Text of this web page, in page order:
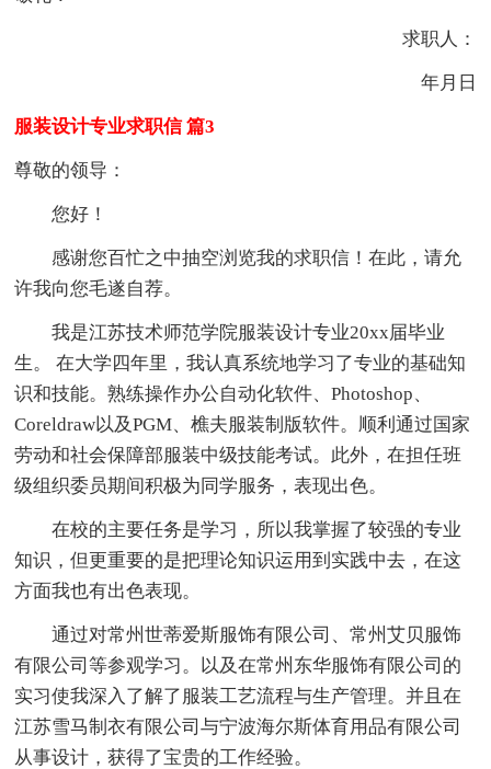
求职人：
年月日
服装设计专业求职信 篇3
尊敬的领导：
您好！
感谢您百忙之中抽空浏览我的求职信！在此，请允
许我向您毛遂自荐。
我是江苏技术师范学院服装设计专业20xx届毕业
生。 在大学四年里，我认真系统地学习了专业的基础知
识和技能。熟练操作办公自动化软件、Photoshop、
Coreldraw以及PGM、樵夫服装制版软件。顺利通过国家
劳动和社会保障部服装中级技能考试。此外，在担任班
级组织委员期间积极为同学服务，表现出色。
在校的主要任务是学习，所以我掌握了较强的专业
知识，但更重要的是把理论知识运用到实践中去，在这
方面我也有出色表现。
通过对常州世蒂爱斯服饰有限公司、常州艾贝服饰
有限公司等参观学习。以及在常州东华服饰有限公司的
实习使我深入了解了服装工艺流程与生产管理。并且在
江苏雪马制衣有限公司与宁波海尔斯体育用品有限公司
从事设计，获得了宝贵的工作经验。